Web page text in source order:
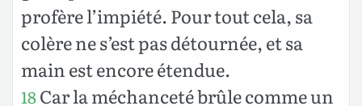
profère l’impiété. Pour tout cela, sa
colère ne s’est pas détournée, et sa
main est encore étendue.
18Car la méchanceté brûle comme un